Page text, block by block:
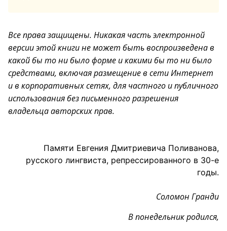
Все права защищены. Никакая часть электронной
версии этой книги не может быть воспроизведена в
какой бы то ни было форме и какими бы то ни было
средствами, включая размещение в сети Интернет
и в корпоративных сетях, для частного и публичного
использования без письменного разрешения
владельца авторских прав.
Памяти Евгения Дмитриевича Поливанова,
русского лингвиста, репрессированного в 30-е
годы.
Соломон Гранди
В понедельник родился,